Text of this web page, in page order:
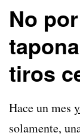
No
tiros
Hace un mes
solamente,